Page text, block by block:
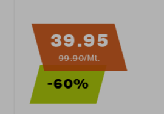
39.95
99.90/Mt.
-60%